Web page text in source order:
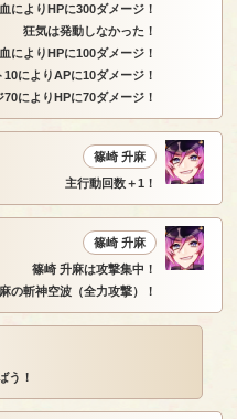
によりHPに300ダメージ！
狂気は発動しなかった！
によりHPに100ダメージ！
10によりAPに10ダメージ！
70によりHPに70ダメージ！
篠崎 升麻
主行動回数＋1！
篠崎 升麻
篠崎 升麻は攻撃集中！
の斬神空波（全力攻撃）！
う！